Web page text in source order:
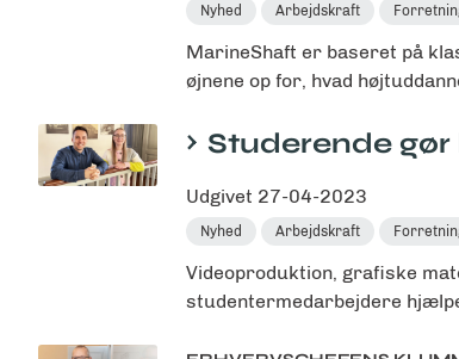
Nyhed Arbejdskraft
MarineShaft er baseret på
øjnene op for, hvad
Studerende
Udgivet 27-04-2023
Nyhed Arbejdskraft
Videoproduktion, grafiske
studentermedarbejdere